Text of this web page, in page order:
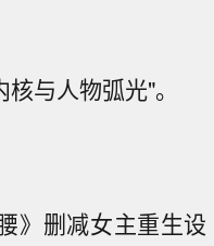
与人物弧光"。
》删减女主重生设